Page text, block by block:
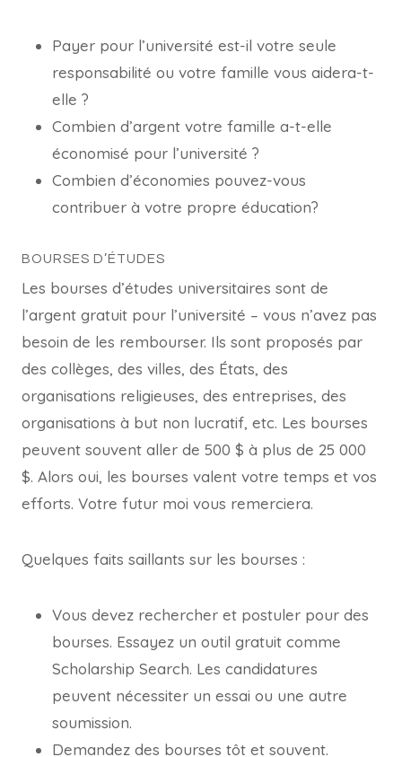
Payer pour l’université est-il votre seule
responsabilité ou votre famille vous aidera-t-
elle ?
Combien d’argent votre famille a-t-elle
économisé pour l’université ?
Combien d’économies pouvez-vous
contribuer à votre propre éducation?
BOURSES D’ÉTUDES
Les bourses d’études universitaires sont de
l’argent gratuit pour l’université – vous n’avez pas
besoin de les rembourser. Ils sont proposés par
des collèges, des villes, des États, des
organisations religieuses, des entreprises, des
organisations à but non lucratif, etc. Les bourses
peuvent souvent aller de 500 $ à plus de 25 000
$. Alors oui, les bourses valent votre temps et vos
efforts. Votre futur moi vous remerciera.
Quelques faits saillants sur les bourses :
Vous devez rechercher et postuler pour des
bourses. Essayez un outil gratuit comme
Scholarship Search. Les candidatures
peuvent nécessiter un essai ou une autre
soumission.
Demandez des bourses tôt et souvent.